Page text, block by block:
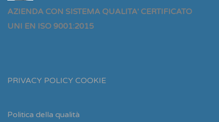
AZIENDA CON SISTEMA QUALITA' CERTIFICATO
UNI EN ISO 9001:2015
PRIVACY POLICY COOKIE
Politica della qualità